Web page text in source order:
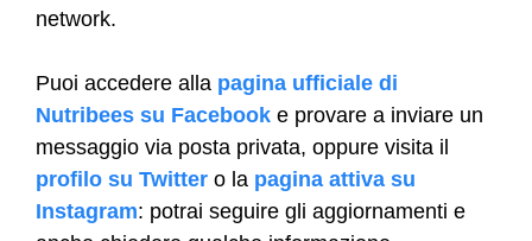
network.
Puoi accedere alla pagina ufficiale di
Nutribees su Facebook e provare a inviare un
messaggio via posta privata, oppure visita il
profilo su Twitter o la pagina attiva su
Instagram: potrai seguire gli aggiornamenti e